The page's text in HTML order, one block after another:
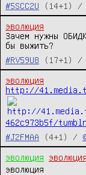
#5SCC2U
(14+1) /
эволюция
Зачем нужны
бы выжить?
#RV59U8
(17+1) /
эволюция
http://
462c973b5f/
#J2FMAA
(4+1) /
эволюция
эволюция
эволюция